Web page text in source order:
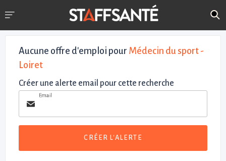
Aucune offre d'emploi pour Médecin du sport -
Loiret
Créer une alerte email pour cette recherche
Email
CRÉER L'ALERTE